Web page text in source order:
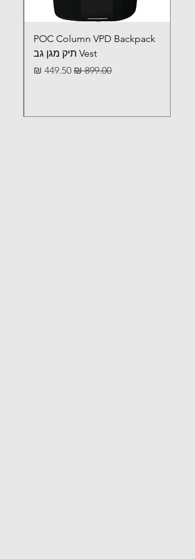
POC Column VPD Backpack
Vest תיק מגן גב
מחיר רגיל מחיר מבצע